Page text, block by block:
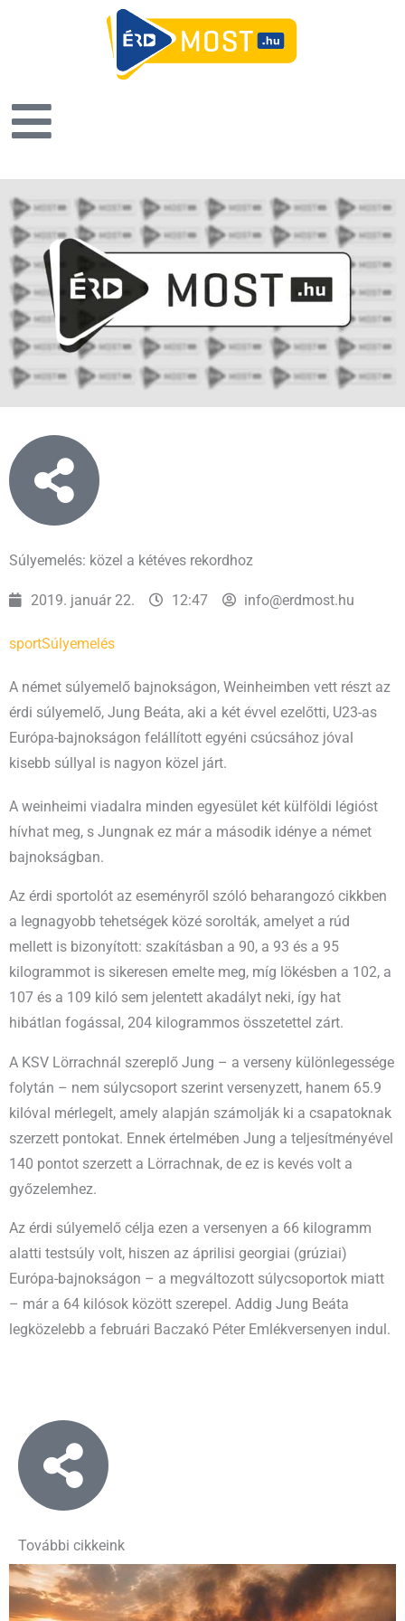
Súlyemelés: közel a kétéves rekordhoz
2019. január 22. 12:47 info@erdmost.hu
sportSúlyemelés
A német súlyemelő bajnokságon, Weinheimben vett részt az
érdi súlyemelő, Jung Beáta, aki a két évvel ezelőtti, U23-as
Európa-bajnokságon felállított egyéni csúcsához jóval
kisebb súllyal is nagyon közel járt.
A weinheimi viadalra minden egyesület két külföldi légióst
hívhat meg, s Jungnak ez már a második idénye a német
bajnokságban.
Az érdi sportolót az eseményről szóló beharangozó cikkben
a legnagyobb tehetségek közé sorolták, amelyet a rúd
mellett is bizonyított: szakításban a 90, a 93 és a 95
kilogrammot is sikeresen emelte meg, míg lökésben a 102, a
107 és a 109 kiló sem jelentett akadályt neki, így hat
hibátlan fogással, 204 kilogrammos összetettel zárt.
A KSV Lörrachnál szereplő Jung – a verseny különlegessége
folytán – nem súlycsoport szerint versenyzett, hanem 65.9
kilóval mérlegelt, amely alapján számolják ki a csapatoknak
szerzett pontokat. Ennek értelmében Jung a teljesítményével
140 pontot szerzett a Lörrachnak, de ez is kevés volt a
győzelemhez.
Az érdi súlyemelő célja ezen a versenyen a 66 kilogramm
alatti testsúly volt, hiszen az áprilisi georgiai (grúziai)
Európa-bajnokságon – a megváltozott súlycsoportok miatt
– már a 64 kilósok között szerepel. Addig Jung Beáta
legközelebb a februári Baczakó Péter Emlékversenyen indul.
További cikkeink